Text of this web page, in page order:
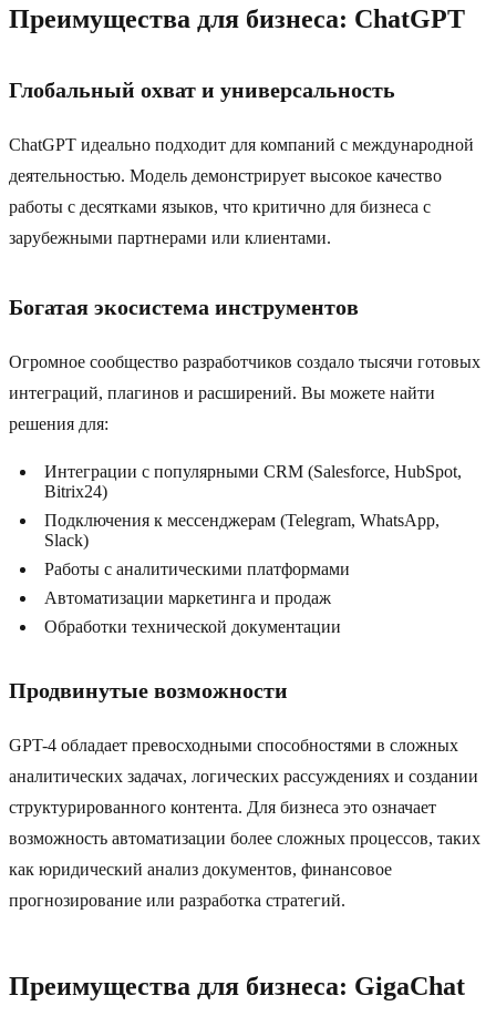
Преимущества для бизнеса: ChatGPT
Глобальный охват и универсальность
ChatGPT идеально подходит для компаний с международной
деятельностью. Модель демонстрирует высокое качество
работы с десятками языков, что критично для бизнеса с
зарубежными партнерами или клиентами.
Богатая экосистема инструментов
Огромное сообщество разработчиков создало тысячи готовых
интеграций, плагинов и расширений. Вы можете найти
решения для:
Интеграции с популярными CRM (Salesforce, HubSpot,
Bitrix24)
Подключения к мессенджерам (Telegram, WhatsApp,
Slack)
Работы с аналитическими платформами
Автоматизации маркетинга и продаж
Обработки технической документации
Продвинутые возможности
GPT-4 обладает превосходными способностями в сложных
аналитических задачах, логических рассуждениях и создании
структурированного контента. Для бизнеса это означает
возможность автоматизации более сложных процессов, таких
как юридический анализ документов, финансовое
прогнозирование или разработка стратегий.
Преимущества для бизнеса: GigaChat